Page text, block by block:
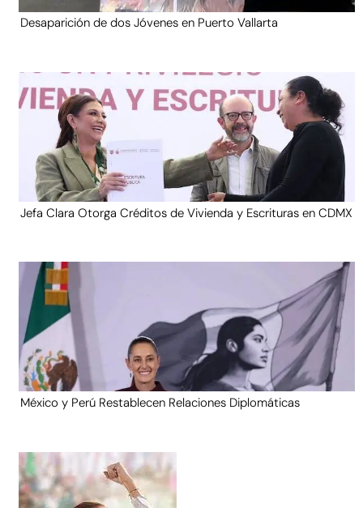
Desaparición de dos Jóvenes en Puerto Vallarta
Jefa Clara Otorga Créditos de Vivienda y Escrituras en CDMX
México y Perú Restablecen Relaciones Diplomáticas